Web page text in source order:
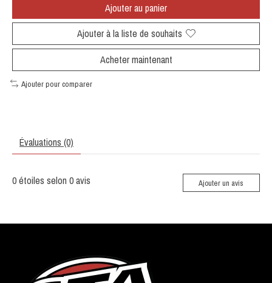
Ajouter au panier
Ajouter à la liste de souhaits
Acheter maintenant
Ajouter pour comparer
Évaluations (0)
0étoiles selon 0avis Ajouter un avis